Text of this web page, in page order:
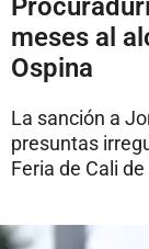
meses al
Ospina
La sanción a
presuntas
Feria de Cali